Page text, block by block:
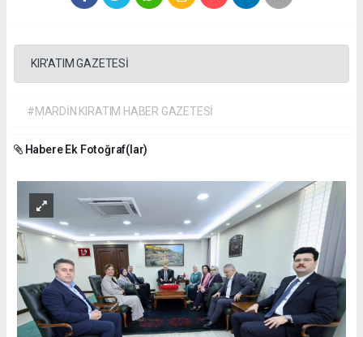
KIR'ATIM GAZETESİ
#MARDİN KIRATIM HABER GAZETESİ
Habere Ek Fotoğraf(lar)